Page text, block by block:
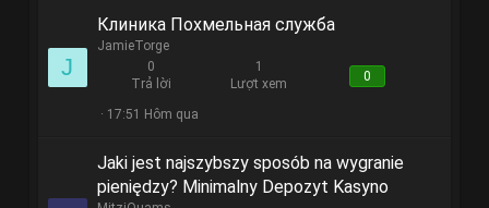
J
Клиника Похмельная служба
JamieTorge
0
Trả lời
1
Lượt xem
0
17:51 Hôm qua
Jaki jest najszybszy sposób na wygranie
pieniędzy? Minimalny Depozyt Kasyno